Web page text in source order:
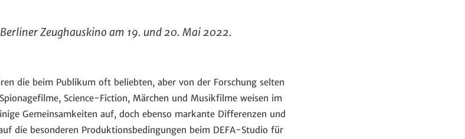
Zeughauskino am 19. und 20. Mai 2022.
die beim Publikum oft beliebten, aber von der Forschung selten
Science-Fiction, Märchen und Musikfilme weisen im
Gemeinsamkeiten auf, doch ebenso markante Differenzen und
die besonderen Produktionsbedingungen beim DEFA-Studio für